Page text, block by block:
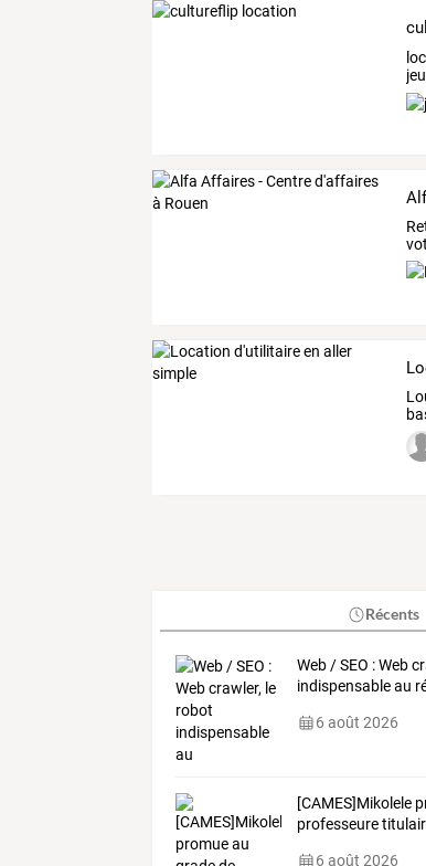
Récents
Web / SEO : Web
indispensable au
6 août 2026
[CAMES]Mikolele
professeure
6 août 2026